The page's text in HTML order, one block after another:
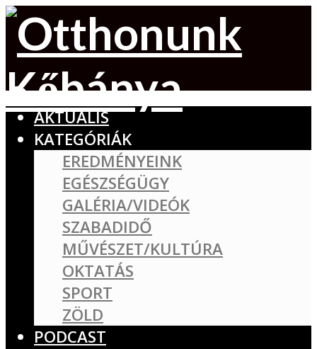
AKTUÁLIS
KATEGÓRIÁK
EREDMÉNYEINK
EGÉSZSÉGÜGY
GALÉRIA/VIDEÓK
SZABADIDŐ
MŰVÉSZET/KULTÚRA
OKTATÁS
SPORT
ZÖLD
PODCAST